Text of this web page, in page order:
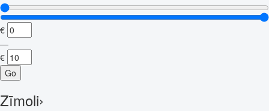
€
—
€
Go
Zīmoli›